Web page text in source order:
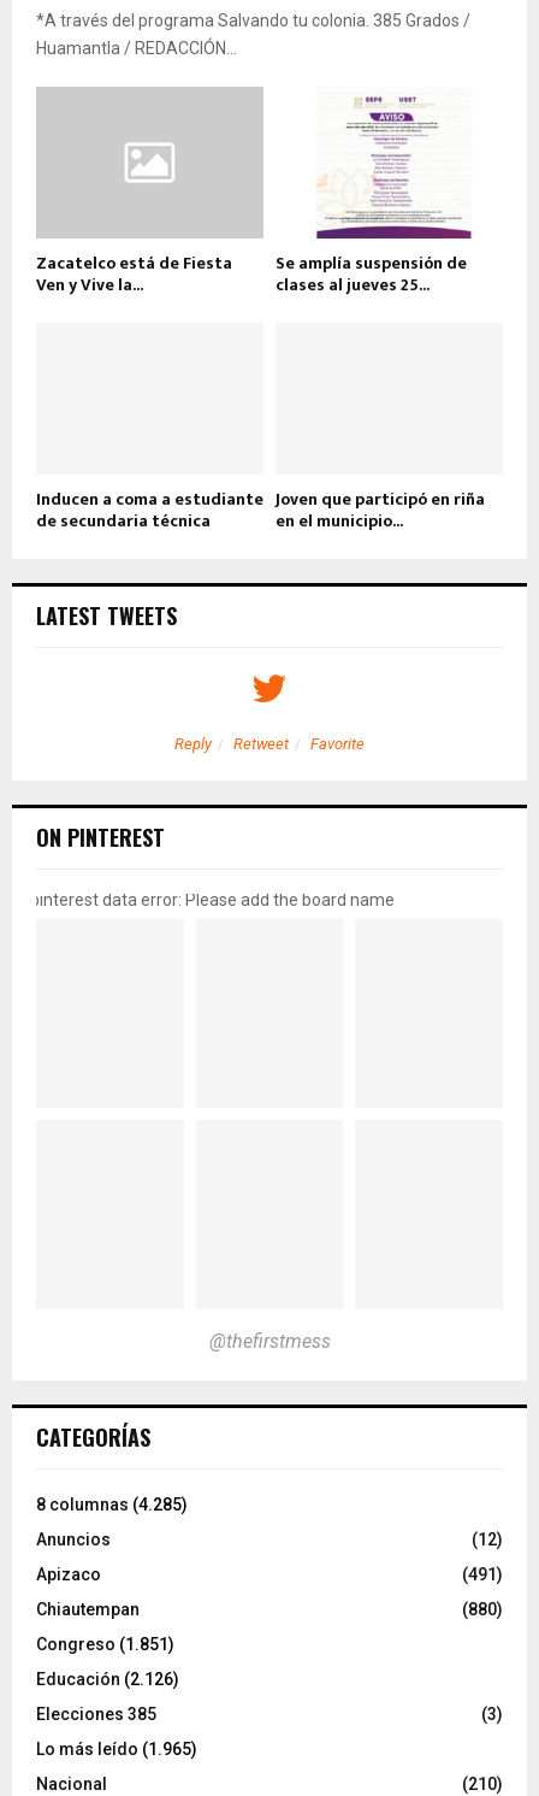
*A través del programa Salvando tu colonia. 385 Grados /
Huamantla / REDACCIÓN...
Zacatelco está de Fiesta
Ven y Vive la...
Se amplía suspensión de
clases al jueves 25...
Inducen a coma a estudiante
de secundaria técnica
Joven que participó en riña
en el municipio...
LATEST TWEETS
Reply Retweet Favorite
ON PINTEREST
pinterest data error: Please add the board name
@thefirstmess
CATEGORÍAS
8 columnas (4.285)
Anuncios
(12)
Apizaco
(491)
Chiautempan
(880)
Congreso (1.851)
Educación (2.126)
Elecciones 385
(3)
Lo más leído (1.965)
Nacional
(210)